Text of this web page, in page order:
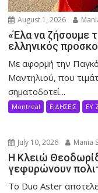
August 1, 2026
«Έλα να ζήσουμε
ελληνικός
Με αφορμή την
Μαντηλιού, που
σηματοδοτεί...
Montreal ΕΙΔΗΣΕΙΣ ΕΥ
July 10, 2026 Mania
Η Κλειώ
γεφυρώνουν
Το Duo Aster